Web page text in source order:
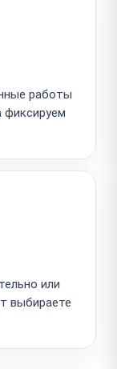
работы
фиксируем
или
выбираете